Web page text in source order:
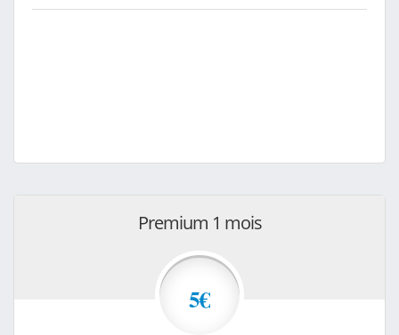
Premium 1 mois
5€